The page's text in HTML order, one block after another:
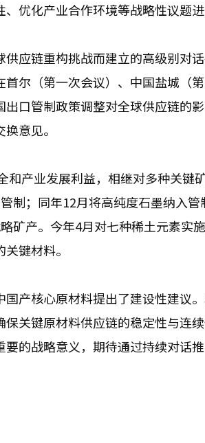
优化产业合作环境等战略性议题进
应链重构挑战而建立的高级别对话
尔（第一次会议）、中国盐城（
口管制政策调整对全球供应链的
意见。
产业发展利益，相继对多种关键
制；同年12月将高纯度石墨纳入
产。今年4月对七种稀土元素实
键材料。
产核心原材料提出了建设性建议
关键原材料供应链的稳定性与连
的战略意义，期待通过持续对话